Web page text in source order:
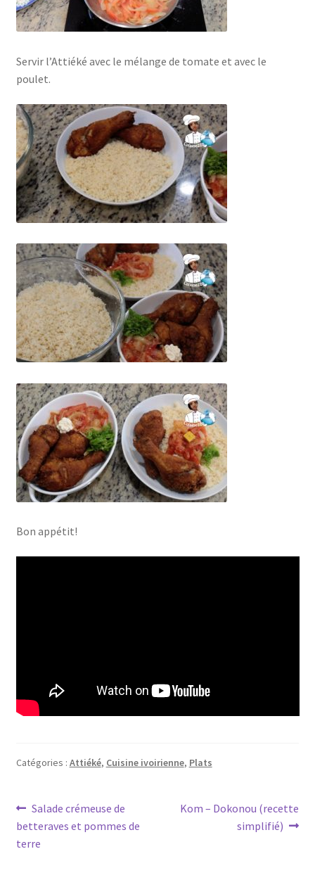
Servir l’Attiéké avec le mélange de tomate et avec le
poulet.
Bon appétit!
Catégories : Attiéké, Cuisine ivoirienne, Plats
Navigation
de
Article
précédent :
Salade crémeuse de
betteraves et pommes de
terre
Article
Kom – Dokonou (recette
simplifié)